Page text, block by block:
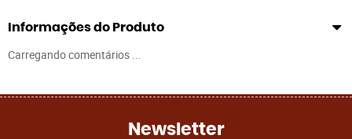
Informações do Produto
Carregando comentários ...
Newsletter